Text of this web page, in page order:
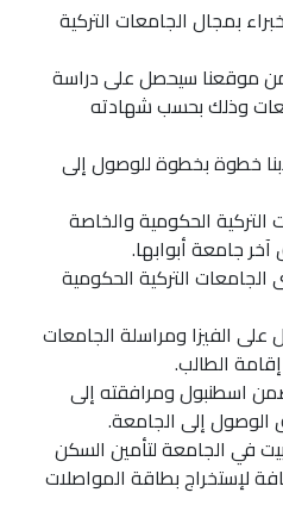
بمجال الجامعات التركية
موقعنا سيحصل على دراسة
وذلك بحسب شهادته
خطوة بخطوة للوصول إلى
الحكومية والخاصة
جامعة أبوابها.
التركية الحكومية
على الفيزا ومراسلة الجامعات
الطالب.
اسطنبول ومرافقته إلى
إلى الجامعة.
في الجامعة لتأمين السكن
لإستخراج بطاقة المواصلات